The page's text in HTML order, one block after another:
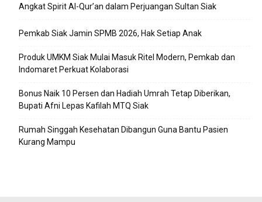
Angkat Spirit Al-Qur’an dalam Perjuangan Sultan Siak
Pemkab Siak Jamin SPMB 2026, Hak Setiap Anak
Produk UMKM Siak Mulai Masuk Ritel Modern, Pemkab dan
Indomaret Perkuat Kolaborasi
Bonus Naik 10 Persen dan Hadiah Umrah Tetap Diberikan,
Bupati Afni Lepas Kafilah MTQ Siak
Rumah Singgah Kesehatan Dibangun Guna Bantu Pasien
Kurang Mampu